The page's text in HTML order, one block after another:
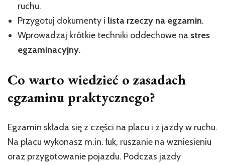
ruchu.
Przygotuj dokumenty i lista rzeczy na egzamin.
Wprowadzaj krótkie techniki oddechowe na stres
egzaminacyjny.
Co warto wiedzieć o zasadach
egzaminu praktycznego?
Egzamin składa się z części na placu i z jazdy w ruchu.
Na placu wykonasz m.in. łuk, ruszanie na wzniesieniu
oraz przygotowanie pojazdu. Podczas jazdy